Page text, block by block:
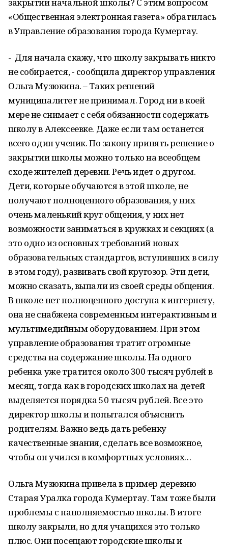
«Общественная электронная газета» обратилась
в Управление образования города Кумертау.
- Для начала скажу, что школу закрывать никто
не собирается, - сообщила директор управления
Ольга Музюкина. – Таких решений
муниципалитет не принимал. Город ни в коей
мере не снимает с себя обязанности содержать
школу в Алексеевке. Даже если там останется
всего один ученик. По закону принять решение о
закрытии школы можно только на всеобщем
сходе жителей деревни. Речь идет о другом.
Дети, которые обучаются в этой школе, не
получают полноценного образования, у них
очень маленький круг общения, у них нет
возможности заниматься в кружках и секциях (а
это одно из основных требований новых
образовательных стандартов, вступивших в силу
в этом году), развивать свой кругозор. Эти дети,
можно сказать, выпали из своей среды общения.
В школе нет полноценного доступа к интернету,
она не снабжена современным интерактивным и
мультимедийным оборудованием. При этом
управление образования тратит огромные
средства на содержание школы. На одного
ребенка уже тратится около 300 тысяч рублей в
месяц, тогда как в городских школах на детей
выделяется порядка 50 тысяч рублей. Все это
директор школы и попытался объяснить
родителям. Важно ведь дать ребенку
качественные знания, сделать все возможное,
чтобы он учился в комфортных условиях…
Ольга Музюкина привела в пример деревню
Старая Уралка города Кумертау. Там тоже были
проблемы с наполняемостью школы. В итоге
школу закрыли, но для учащихся это только
плюс. Они посещают городские школы и